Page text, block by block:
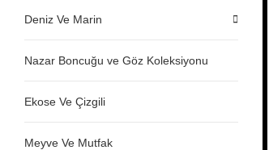
Deniz Ve Marin
Nazar Boncuğu ve Göz Koleksiyonu
Ekose Ve Çizgili
Meyve Ve Mutfak